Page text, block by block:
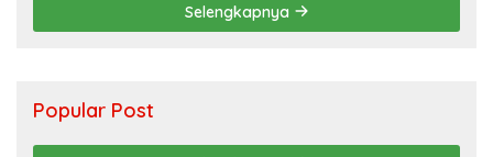
Selengkapnya
Popular Post